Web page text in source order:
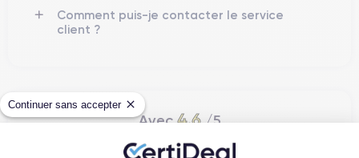
Continuer sans accepter
Comment puis-je contacter le service
client ?
Avec4.6/5
Certideal est en tête des sites de